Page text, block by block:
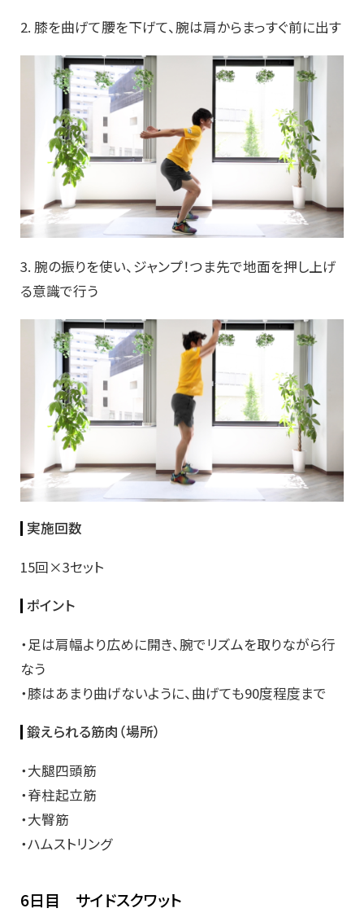
2. 膝を曲げて腰を下げて、腕は肩からまっすぐ前に出す
3. 腕の振りを使い、ジャンプ！つま先で地面を押し上げ
る意識で行う
実施回数
15回×3セット
ポイント
・足は肩幅より広めに開き、腕でリズムを取りながら行
なう
・膝はあまり曲げないように、曲げても90度程度まで
鍛えられる筋肉（場所）
・大腿四頭筋
・脊柱起立筋
・大臀筋
・ハムストリング
6日目 サイドスクワット